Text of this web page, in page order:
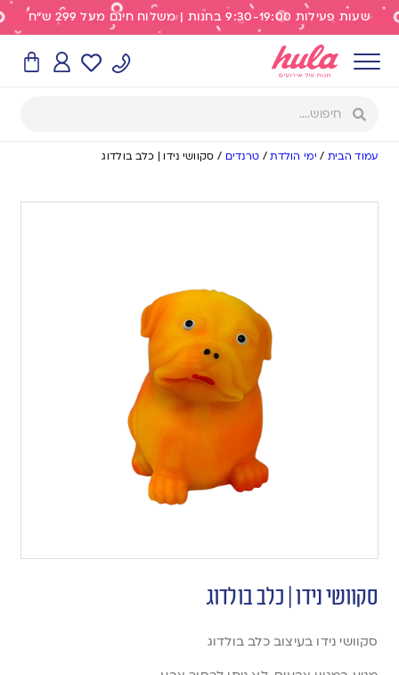
שעות פעילות 9:30-19:00 בחנות | משלוח חינם מעל 299 ש"ח
עמוד הבית / ימי הולדת/ טרנדים / סקוושי נידו | כלב בולדוג
סקוושי נידו | כלב בולדוג
סקוושי נידו בעיצוב כלב בולדוג